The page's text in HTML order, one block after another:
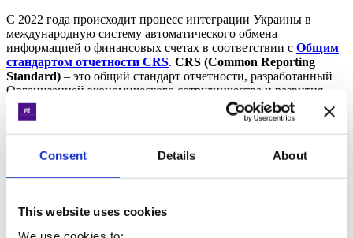
Consent Details About
This website uses cookies
С 2022 года происходит процесс интеграции Украины в
международную систему автоматического обмена
информацией о финансовых счетах в соответствии с Общим
стандартом отчетности CRS. CRS (Common Reporting
Standard)– это общий стандарт отчетности, разработанный
Организацией экономического сотрудничества и развития
(OECD) для автоматического обмена финансовой
информацией между налоговыми органами разных стран. Он
позволяет государствам отслеживать финансовые счета своих
от уплаты налогов.
Украинская налоговая служба получила
финансовые данные от партнерских юрисдикций,